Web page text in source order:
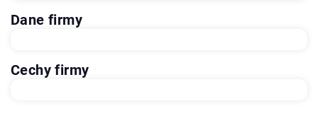
Dane firmy
Cechy firmy